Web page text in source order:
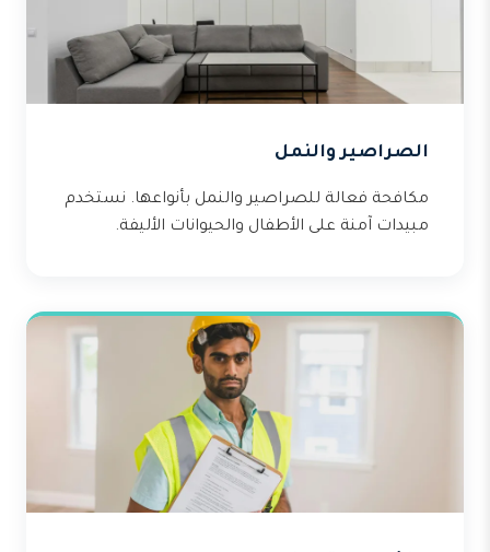
الصراصير والنمل
مكافحة فعالة للصراصير والنمل بأنواعها. نستخدم
مبيدات آمنة على الأطفال والحيوانات الأليفة.